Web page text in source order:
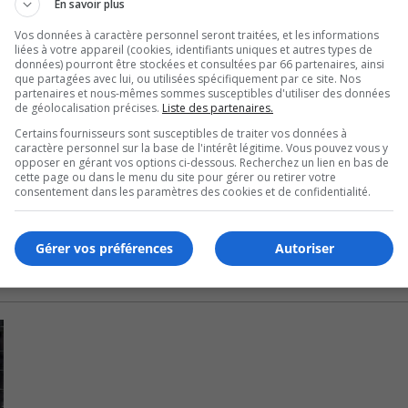
qui vont les soutenir dans leurs tâches.
de la clientèle et des services offerts au soutien à
un suivi rapide à plusieurs usagers.
triplé depuis l’édition 2022.
En savoir plus
Vos données à caractère personnel seront traitées, et les informations
liées à votre appareil (cookies, identifiants uniques et autres types de
données) pourront être stockées et consultées par 66 partenaires, ainsi
que partagées avec lui, ou utilisées spécifiquement par ce site. Nos
partenaires et nous-mêmes sommes susceptibles d'utiliser des données
de géolocalisation précises. Liste des partenaires.
Certains fournisseurs sont susceptibles de traiter vos données à
caractère personnel sur la base de l'intérêt légitime. Vous pouvez vous y
opposer en gérant vos options ci-dessous. Recherchez un lien en bas de
cette page ou dans le menu du site pour gérer ou retirer votre
consentement dans les paramètres des cookies et de confidentialité.
Autoriser
Gérer vos préférences